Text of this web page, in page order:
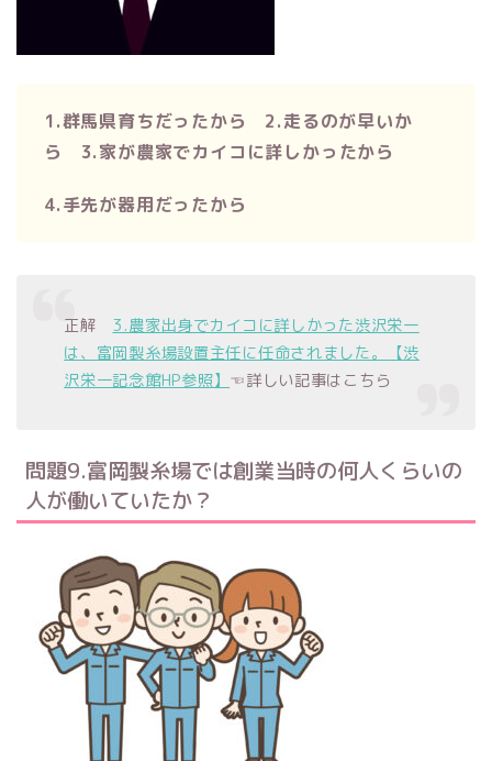
1.群馬県育ちだったから 2.走るのが早いか
ら 3.家が農家でカイコに詳しかったから
4.手先が器用だったから
正解 3.農家出身でカイコに詳しかった渋沢栄一
は、富岡製糸場設置主任に任命されました。【渋
沢栄一記念館HP参照】 ☜詳しい記事はこちら
問題9.富岡製糸場では創業当時の何人くらいの
人が働いていたか？